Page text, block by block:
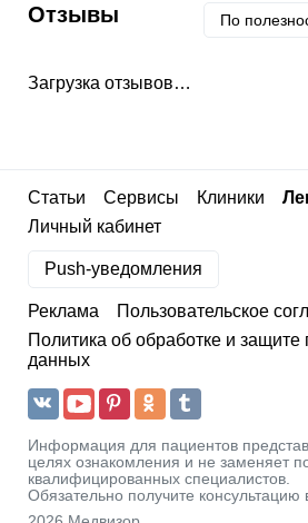
Отзывы По
Загрузка отзывов…
Статьи Сервисы Клиники
Личный кабинет
Push-уведомления
Реклама
Пользовательское
Политика об обработке и
данных
Информация для пациентов
целях ознакомления и не заменяет
квалифицированных специалистов.
Обязательно получите консультацию